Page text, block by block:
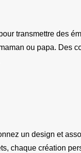
transmettre des
ou papa. Des
un design et
chaque création